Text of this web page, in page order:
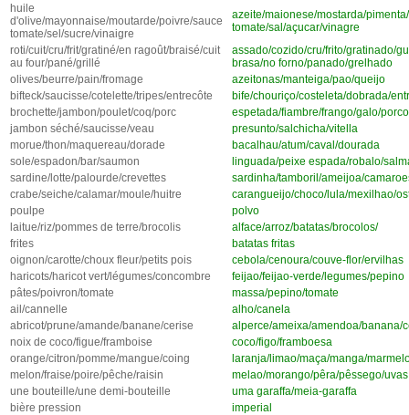
huile
d'olive/mayonnaise/moutarde/poivre/sauce
tomate/sel/sucre/vinaigre
azeite/maionese/mostarda/
tomate/sal/açucar/vinagre
roti/cuit/cru/frit/gratiné/en ragoût/braisé/cuit
au four/pané/grillé
assado/cozido/cru/frito/gratinado/
brasa/no forno/panado/grelhado
olives/beurre/pain/fromage
azeitonas/manteiga/pao/queijo
bifteck/saucisse/cotelette/tripes/entrecôte
bife/chouriço/costeleta/dobrada/
brochette/jambon/poulet/coq/porc
espetada/fiambre/frango/galo/porco
jambon séché/saucisse/veau
presunto/salchicha/vitella
morue/thon/maquereau/dorade
bacalhau/atum/caval/dourada
sole/espadon/bar/saumon
linguada/peixe espada/robalo/
sardine/lotte/palourde/crevettes
sardinha/tamboril/ameijoa/
crabe/seiche/calamar/moule/huitre
carangueijo/choco/lula/mexilhao/
poulpe
polvo
laitue/riz/pommes de terre/brocolis
alface/arroz/batatas/brocolos/
frites
batatas fritas
oignon/carotte/choux fleur/petits pois
cebola/cenoura/couve-flor/ervilhas
haricots/haricot vert/légumes/concombre
feijao/feijao-verde/legumes/pepino
pâtes/poivron/tomate
massa/pepino/tomate
ail/cannelle
alho/canela
abricot/prune/amande/banane/cerise
alperce/ameixa/amendoa/banana/
noix de coco/figue/framboise
coco/figo/framboesa
orange/citron/pomme/mangue/coing
laranja/limao/maça/manga/
melon/fraise/poire/pêche/raisin
melao/morango/pêra/pêssego/uvas
une bouteille/une demi-bouteille
uma garaffa/meia-garaffa
bière pression
imperial